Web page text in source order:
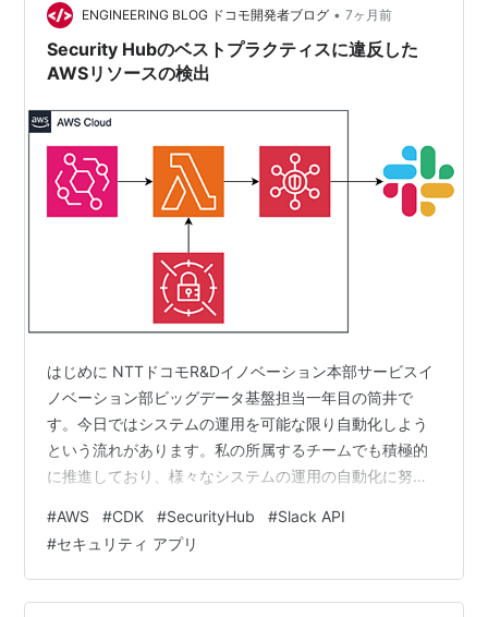
まとめております。 適用を検討ください。 Security Hub
CSPM …
ENGINEERING BLOG ドコモ開発者ブログ • 7ヶ月前
Security Hubのベストプラクティスに違反した
AWSリソースの検出
はじめに NTTドコモR&Dイノベーション本部サービスイ
ノベーション部ビッグデータ基盤担当一年目の筒井で
す。今日ではシステムの運用を可能な限り自動化しよう
という流れがあります。私の所属するチームでも積極的
に推進しており、様々なシステムの運用の自動化に努め
クを自動化するためのアプリを作成したのでご紹介しま
す。 課題 私の所属するチームでは社内用アプリ開発プラ
ットフォームを運用しており、管理項目が多く運用に大
きなヒューマンリソースを割いています。このプラット
#AWS #CDK #SecurityHub #Slack API
#セキュリティ アプリ